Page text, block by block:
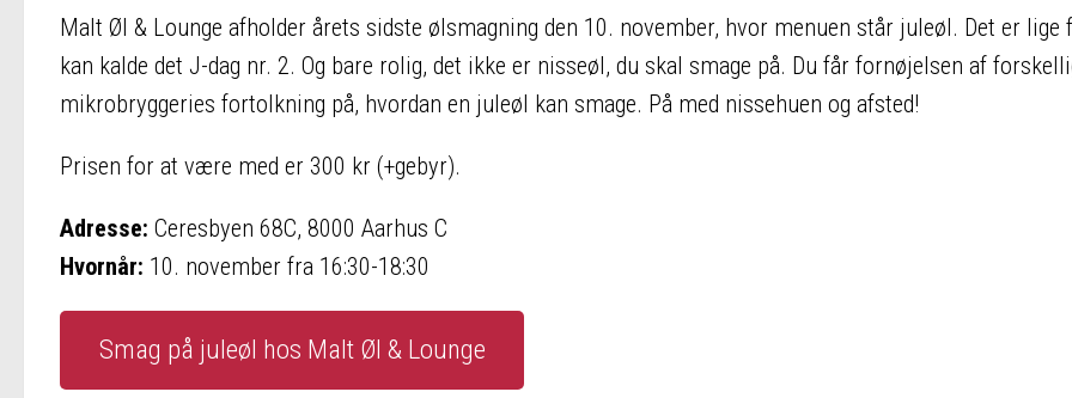
Malt Øl & Lounge afholder årets sidste ølsmagning den 10. november, hvor menuen står juleøl. Det er lige
kan kalde det J-dag nr. 2. Og bare rolig, det ikke er nisseøl, du skal smage på. Du får fornøjelsen af
mikrobryggeries fortolkning på, hvordan en juleøl kan smage. På med nissehuen og afsted!
Prisen for at være med er 300 kr (+gebyr).
Adresse: Ceresbyen 68C, 8000 Aarhus C
Hvornår: 10. november fra 16:30-18:30
Smag på juleøl hos Malt Øl & Lounge